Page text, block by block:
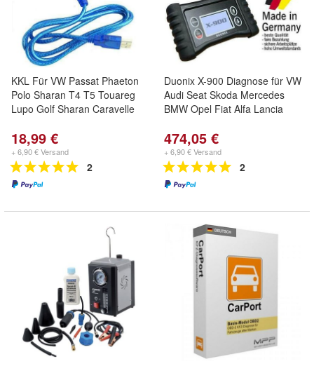
KKL Für VW Passat Phaeton
Polo Sharan T4 T5 Touareg
Lupo Golf Sharan Caravelle
18,99 €
+ 6,90 € Versand
2
Duonix X-900 Diagnose für VW
Audi Seat Skoda Mercedes
BMW Opel Fiat Alfa Lancia
474,05 €
+ 6,90 € Versand
2